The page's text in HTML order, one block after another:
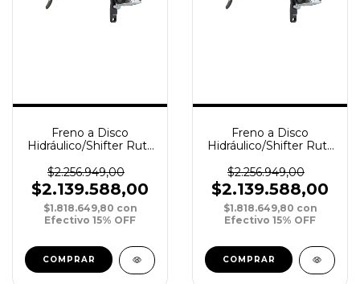
Freno a Disco
Hidráulico/Shifter Ruta
2x12v FM Tras/Der
1800mm
$2.256.949,00
$2.139.588,00
$1.818.649,80 con
Efectivo 15% OFF
Freno a Disco
Hidráulico/Shifter Ruta
2x12v FM Del/Izq
950mm
$2.256.949,00
$2.139.588,00
$1.818.649,80 con
Efectivo 15% OFF